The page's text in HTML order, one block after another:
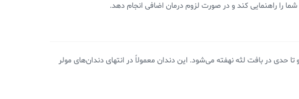
را راهنمایی کند و در صورت لزوم درمان اضافی انجام دهد.
حدی در بافت لثه نهفته می‌شود. این دندان معمولاً در انتهای دندان‌های مولر